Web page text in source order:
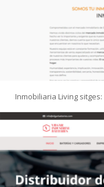
Inmobiliaria Living